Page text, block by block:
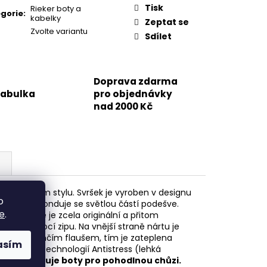
.
: Rieker boty a
kabelky
Zvolte variantu
Tisk
Zeptat se
Sdílet
Doprava zdarma
pro objednávky
nad 2000 Kč
stylu. Svršek je vyroben v designu
koresponduje se světlou částí podešve.
je zcela originální a přitom
pomocí zipu. Na vnější straně nártu je
tenčím flaušem, tím je zateplena
s technologií Antistress (lehká
předurčuje boty pro pohodlnou chůzi.